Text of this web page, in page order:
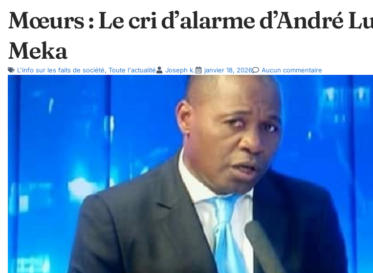
Mœurs : Le cri d’alarme d’André
Meka
L'info sur les faits de société, Toute l'actualité Joseph k. janvier 18, 2026 Aucun commentaire